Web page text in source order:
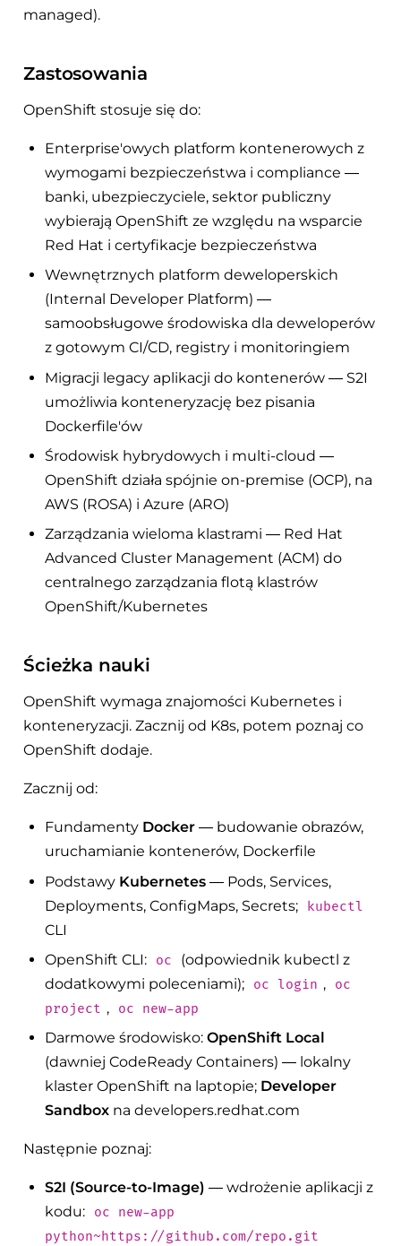
managed).
Zastosowania
OpenShift stosuje się do:
Enterprise'owych platform kontenerowych z
wymogami bezpieczeństwa i compliance —
banki, ubezpieczyciele, sektor publiczny
wybierają OpenShift ze względu na wsparcie
Red Hat i certyfikacje bezpieczeństwa
Wewnętrznych platform deweloperskich
(Internal Developer Platform) —
samoobsługowe środowiska dla deweloperów
z gotowym CI/CD, registry i monitoringiem
Migracji legacy aplikacji do kontenerów — S2I
umożliwia konteneryzację bez pisania
Dockerfile'ów
Środowisk hybrydowych i multi-cloud —
OpenShift działa spójnie on-premise (OCP), na
AWS (ROSA) i Azure (ARO)
Zarządzania wieloma klastrami — Red Hat
Advanced Cluster Management (ACM) do
centralnego zarządzania flotą klastrów
OpenShift/Kubernetes
Ścieżka nauki
OpenShift wymaga znajomości Kubernetes i
konteneryzacji. Zacznij od K8s, potem poznaj co
OpenShift dodaje.
Zacznij od:
Fundamenty Docker — budowanie obrazów,
uruchamianie kontenerów, Dockerfile
Podstawy Kubernetes — Pods, Services,
Deployments, ConfigMaps, Secrets;
kubectl
CLI
OpenShift CLI:
oc
(odpowiednik kubectl z
dodatkowymi poleceniami);
oc login ,
oc
project , oc new-app
Darmowe środowisko:OpenShift Local
(dawniej CodeReady Containers) — lokalny
klaster OpenShift na laptopie; Developer
Sandbox na developers.redhat.com
Następnie poznaj:
S2I (Source-to-Image) — wdrożenie aplikacji z
kodu:
oc new-app
python~https://github.com/repo.git